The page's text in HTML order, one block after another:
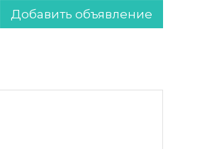
Добавить объявление